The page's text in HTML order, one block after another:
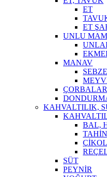
ET
ET
UNLU
MANAV
SEBZE
KAHVALTILIK,
BAL,
SÜT
PEYNİR